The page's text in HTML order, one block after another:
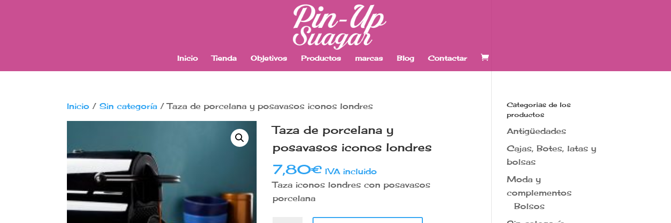
Inicio Tienda Objetivos Productos marcas Blog Contactar
Inicio /Sin categoría / Taza de porcelana y posavasos iconos londres
Taza de porcelana y
posavasos iconos londres
7,80€ IVA incluido
Taza iconos londres con posavasos
porcelana
Categorias de los
productos
Antigüedades
Cajas, Botes, latas y
bolsas
Moda y
complementos
Bolsos